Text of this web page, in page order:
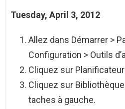
Tuesday, April 3, 2012
Allez dans Démarrer >
Configuration > Outils
Cliquez sur
Cliquez sur
taches à gauche.